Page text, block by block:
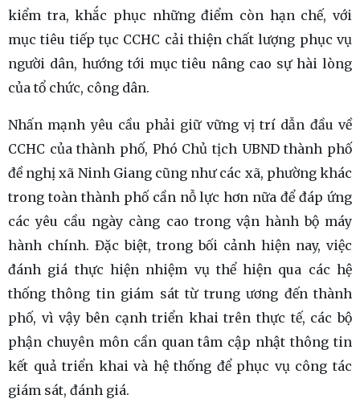
kiểm tra, khắc phục những điểm còn hạn chế, với
mục tiêu tiếp tục CCHC cải thiện chất lượng phục vụ
người dân, hướng tới mục tiêu nâng cao sự hài lòng
của tổ chức, công dân.
Nhấn mạnh yêu cầu phải giữ vững vị trí dẫn đầu về
CCHC của thành phố, Phó Chủ tịch UBND thành phố
đề nghị xã Ninh Giang cũng như các xã, phường khác
trong toàn thành phố cần nỗ lực hơn nữa để đáp ứng
các yêu cầu ngày càng cao trong vận hành bộ máy
hành chính. Đặc biệt, trong bối cảnh hiện nay, việc
đánh giá thực hiện nhiệm vụ thể hiện qua các hệ
thống thông tin giám sát từ trung ương đến thành
phố, vì vậy bên cạnh triển khai trên thực tế, các bộ
phận chuyên môn cần quan tâm cập nhật thông tin
kết quả triển khai và hệ thống để phục vụ công tác
giám sát, đánh giá.